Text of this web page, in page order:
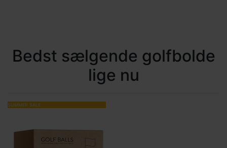
Bedst sælgende golfbolde
lige nu
SUMMER SALE